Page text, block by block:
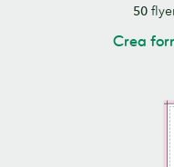
50
Crea